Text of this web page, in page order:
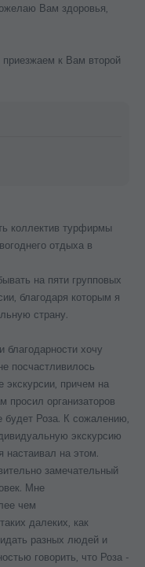
Вам здоровья,
к Вам второй
коллектив турфирмы
отдыха в
на пяти групповых
благодаря которым я
страну.
благодарности хочу
посчастливилось
экскурсии, причем на
просил организаторов
будет Роза. К сожалению,
экскурсию
настаивал на этом.
замечательный
Мне
чем
далеких, как
разных людей и
говорить, что Роза -